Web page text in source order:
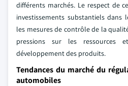
différents marchés. Le respect de
investissements substantiels dans
les mesures de contrôle de la
pressions sur les ressources
développement des produits.
Tendances du marché du
automobiles